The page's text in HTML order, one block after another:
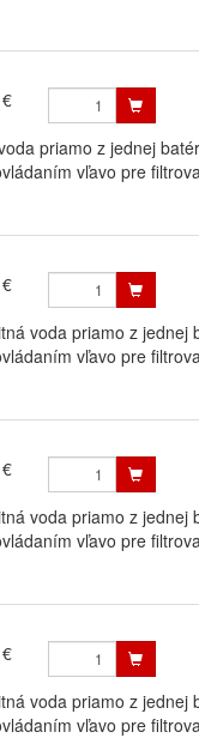
priamo z jednej
vľavo pre
voda priamo z
vľavo pre
voda priamo z
vľavo pre
voda priamo z
vľavo pre